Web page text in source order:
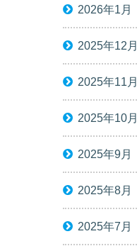
2026年1月
2025年12月
2025年11月
2025年10月
2025年9月
2025年8月
2025年7月